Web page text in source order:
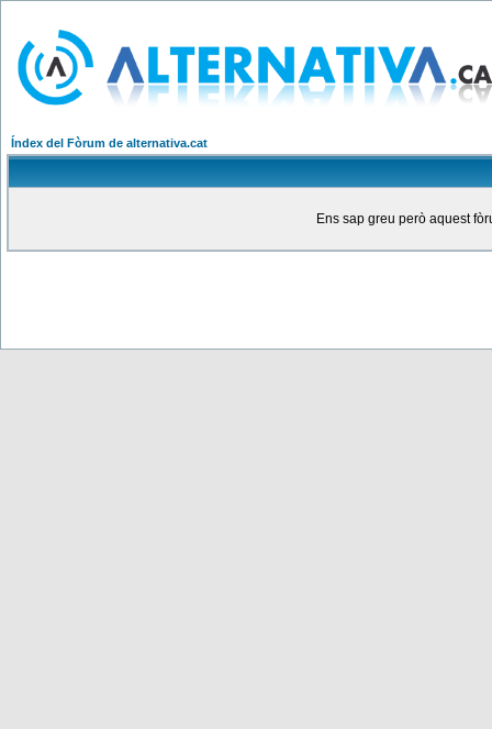
Índex del Fòrum de alternativa.cat
Ens sap greu però aquest